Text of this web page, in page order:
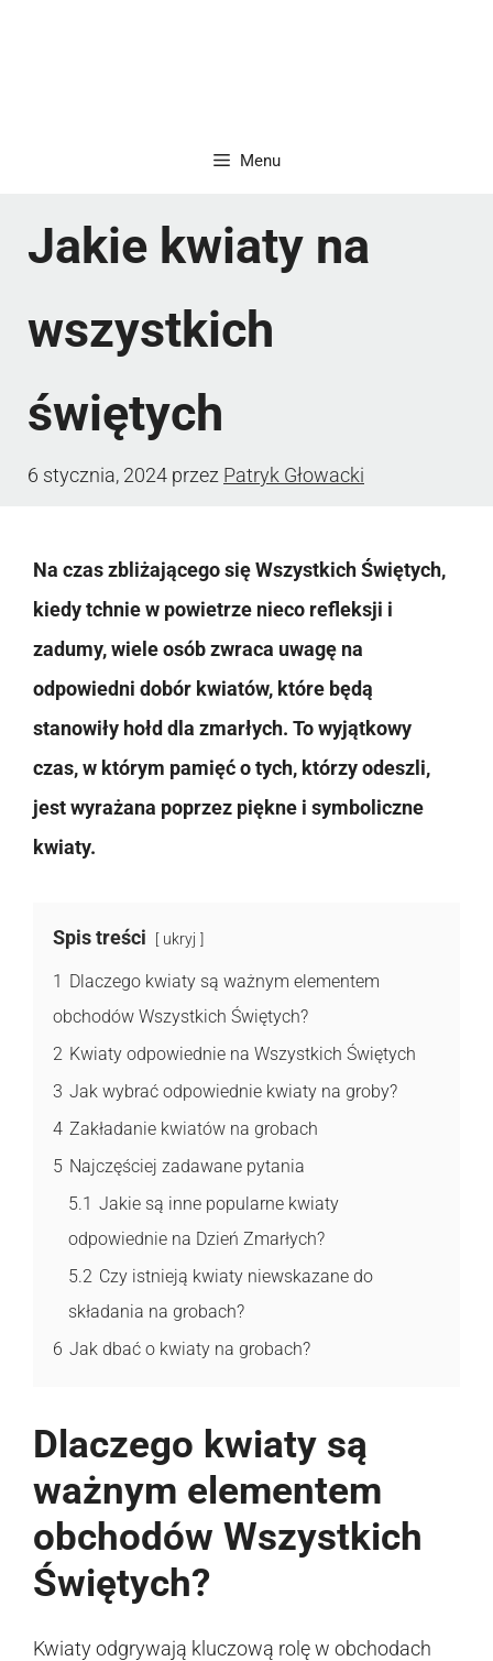
Menu
Jakie kwiaty na
wszystkich
świętych
6 stycznia, 2024 przez Patryk Głowacki
Na czas zbliżającego się Wszystkich Świętych,
kiedy tchnie w powietrze nieco refleksji i
zadumy, wiele osób zwraca uwagę na
odpowiedni dobór kwiatów, które będą
stanowiły hołd dla zmarłych. To wyjątkowy
czas, w którym pamięć o tych, którzy odeszli,
jest wyrażana poprzez piękne i symboliczne
kwiaty.
Spis treści ukryj
1 Dlaczego kwiaty są ważnym elementem
obchodów Wszystkich Świętych?
2 Kwiaty odpowiednie na Wszystkich Świętych
3 Jak wybrać odpowiednie kwiaty na groby?
4 Zakładanie kwiatów na grobach
5 Najczęściej zadawane pytania
5.1 Jakie są inne popularne kwiaty
odpowiednie na Dzień Zmarłych?
5.2 Czy istnieją kwiaty niewskazane do
składania na grobach?
6 Jak dbać o kwiaty na grobach?
Dlaczego kwiaty są
ważnym elementem
obchodów Wszystkich
Świętych?
Kwiaty odgrywają kluczową rolę w obchodach